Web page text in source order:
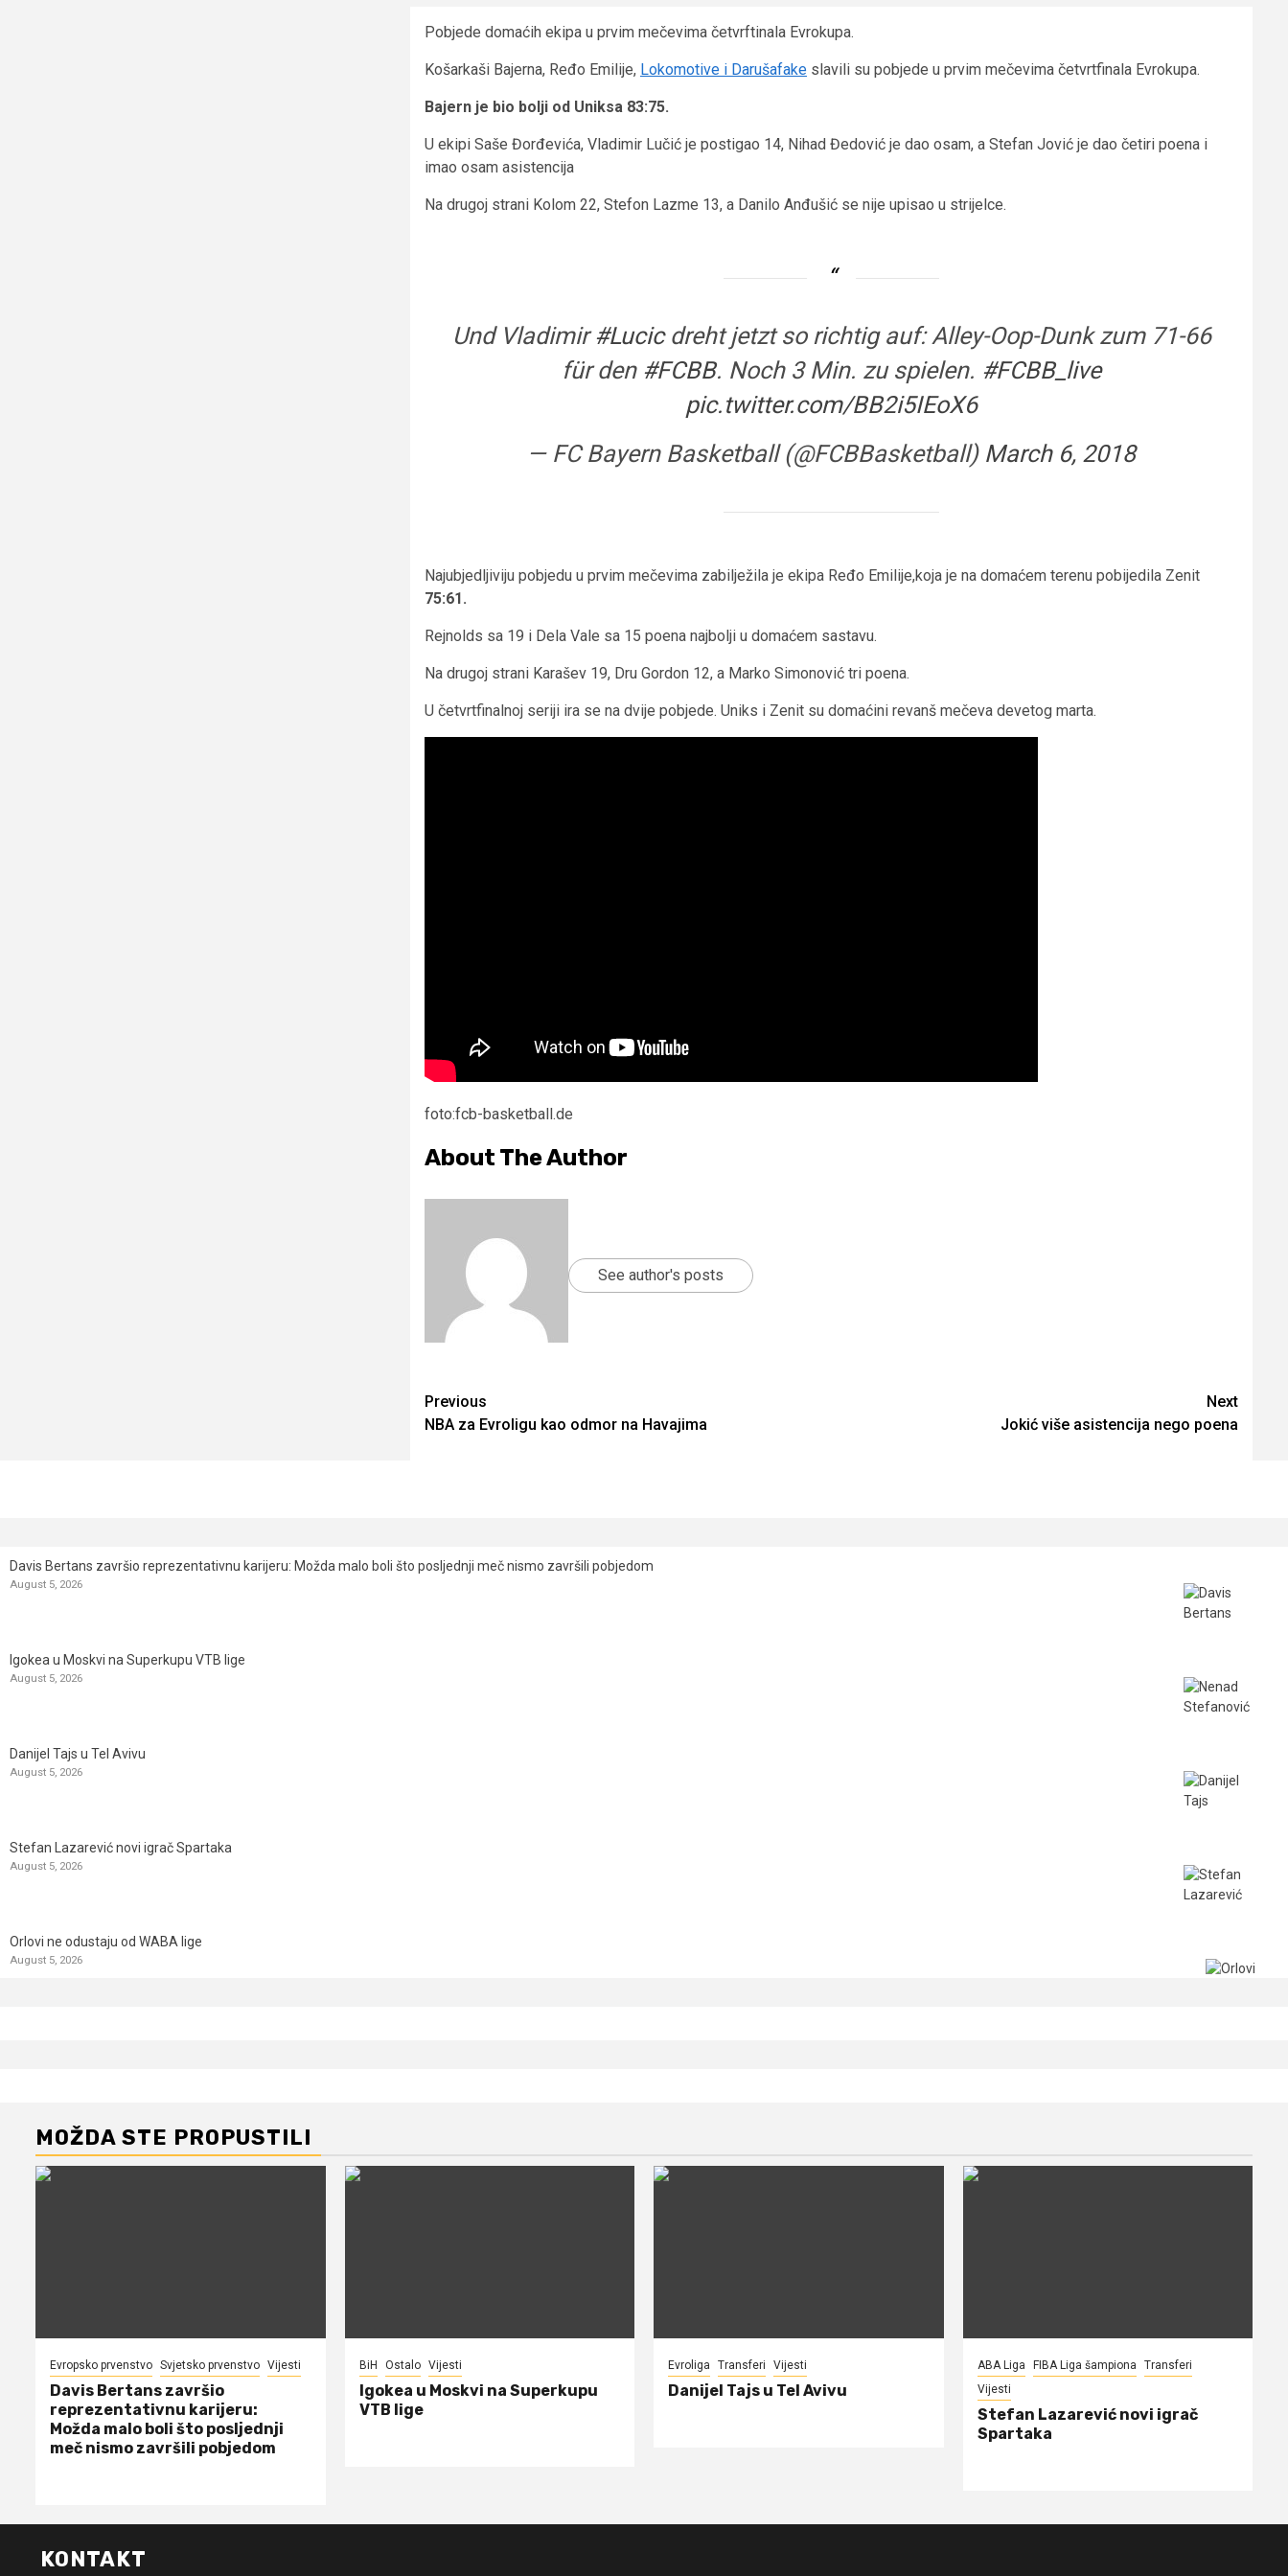
Pobjede domaćih ekipa u prvim mečevima četvrftinala Evrokupa.
Košarkaši Bajerna, Ređo Emilije, Lokomotive i Darušafake slavili su pobjede u prvim mečevima četvrtfinala Evrokupa.
Bajern je bio bolji od Uniksa 83:75.
U ekipi Saše Đorđevića, Vladimir Lučić je postigao 14, Nihad Đedović je dao osam, a Stefan Jović je dao četiri poena i
imao osam asistencija
Na drugoj strani Kolom 22, Stefon Lazme 13, a Danilo Anđušić se nije upisao u strijelce.
Und Vladimir#Lucicdreht jetzt so richtig auf: Alley-Oop-Dunk zum 71-66
für den #FCBB. Noch 3 Min. zu spielen. #FCBB_live
pic.twitter.com/BB2i5IEoX6
— FC Bayern Basketball (@FCBBasketball) March 6, 2018
Najubjedljiviju pobjedu u prvim mečevima zabilježila je ekipa Ređo Emilije,koja je na domaćem terenu pobijedila Zenit
75:61.
Rejnolds sa 19 i Dela Vale sa 15 poena najbolji u domaćem sastavu.
Na drugoj strani Karašev 19, Dru Gordon 12, a Marko Simonović tri poena.
U četvrtfinalnoj seriji ira se na dvije pobjede. Uniks i Zenit su domaćini revanš mečeva devetog marta.
foto:fcb-basketball.de
About The Author
See author's posts
Continue
Reading
Previous
NBA za Evroligu kao odmor na Havajima
Next
Jokić više asistencija nego poena
Davis Bertans završio reprezentativnu karijeru: Možda malo boli što posljednji meč nismo završili pobjedom
August 5, 2026
Igokea u Moskvi na Superkupu VTB lige
August 5, 2026
Danijel Tajs u Tel Avivu
August 5, 2026
Stefan Lazarević novi igrač Spartaka
August 5, 2026
Orlovi ne odustaju od WABA lige
August 5, 2026
MOŽDA STE PROPUSTILI
Evropsko prvenstvo Svjetsko prvenstvo Vijesti
Davis Bertans završio
reprezentativnu karijeru:
Možda malo boli što posljednji
meč nismo završili pobjedom
BiH Ostalo Vijesti
Igokea u Moskvi na Superkupu
VTB lige
Evroliga Transferi Vijesti
Danijel Tajs u Tel Avivu
ABA Liga FIBA Liga šampiona
Transferi
Vijesti
Stefan Lazarević novi igrač
Spartaka
KONTAKT